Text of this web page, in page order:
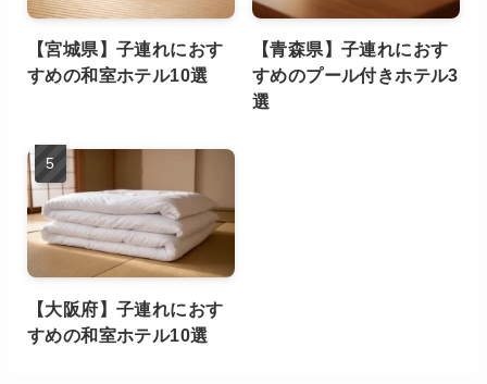
【宮城県】子連れにおす
すめの和室ホテル10選
【青森県】子連れにおす
すめのプール付きホテル3
選
【大阪府】子連れにおす
すめの和室ホテル10選